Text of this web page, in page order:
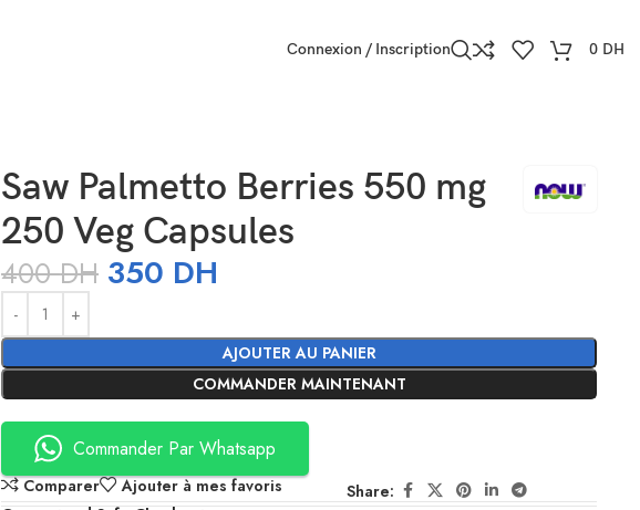
Connexion / Inscription 0 DH
Saw Palmetto Berries 550 mg
250 Veg Capsules
400DH 350 DH
AJOUTER AU PANIER
COMMANDER MAINTENANT
Alternative:
Commander Par Whatsapp
Comparer Ajouter à mes favoris
Share: